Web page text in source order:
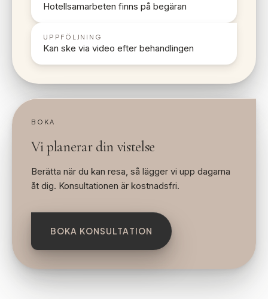
Hotellsamarbeten finns på begäran
UPPFÖLJNING
Kan ske via video efter behandlingen
BOKA
Vi planerar din vistelse
Berätta när du kan resa, så lägger vi upp dagarna
åt dig. Konsultationen är kostnadsfri.
BOKA KONSULTATION